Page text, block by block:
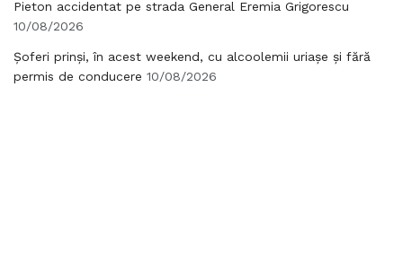
Pieton accidentat pe strada General Eremia Grigorescu
10/08/2026
Șoferi prinși, în acest weekend, cu alcoolemii uriașe și fără
permis de conducere 10/08/2026